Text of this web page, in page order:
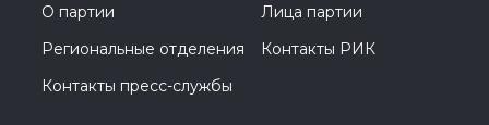
О партии
Лица партии
Региональные отделения
Контакты РИК
Контакты пресс-службы